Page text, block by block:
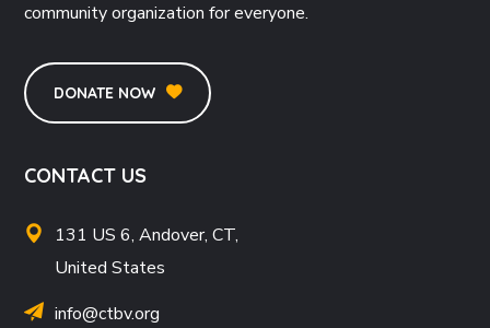
community organization for everyone.
DONATE NOW
CONTACT US
131 US 6, Andover, CT,
United States
info@ctbv.org